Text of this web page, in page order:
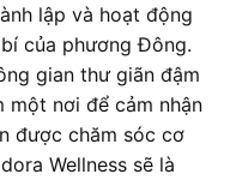
lập và hoạt động
của phương Đông.
gian thư giãn đậm
một nơi để cảm nhận
được chăm sóc cơ
Wellness sẽ là